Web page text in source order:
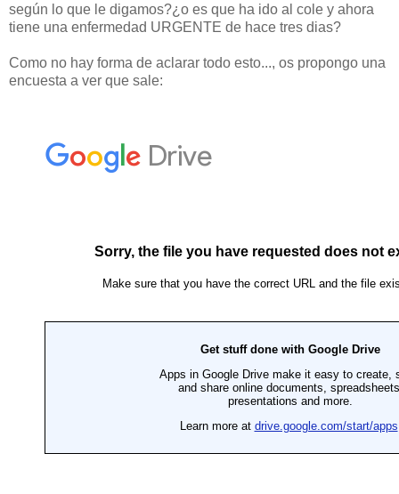
según lo que le digamos?¿o es que ha ido al cole y ahora
tiene una enfermedad URGENTE de hace tres dias?
Como no hay forma de aclarar todo esto..., os propongo una
encuesta a ver que sale: